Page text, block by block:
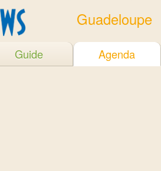
Guadeloupe
Guide Agenda